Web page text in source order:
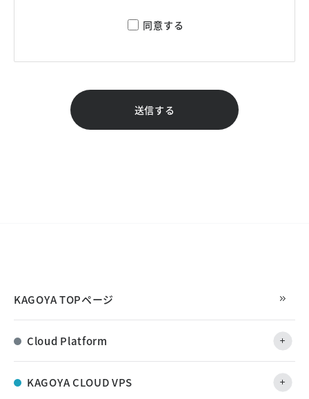
同意する
送信する
KAGOYA TOPページ
Cloud Platform
KAGOYA CLOUD VPS